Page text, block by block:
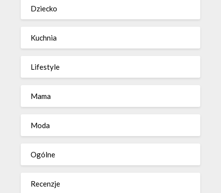
Dziecko
Kuchnia
Lifestyle
Mama
Moda
Ogólne
Recenzje